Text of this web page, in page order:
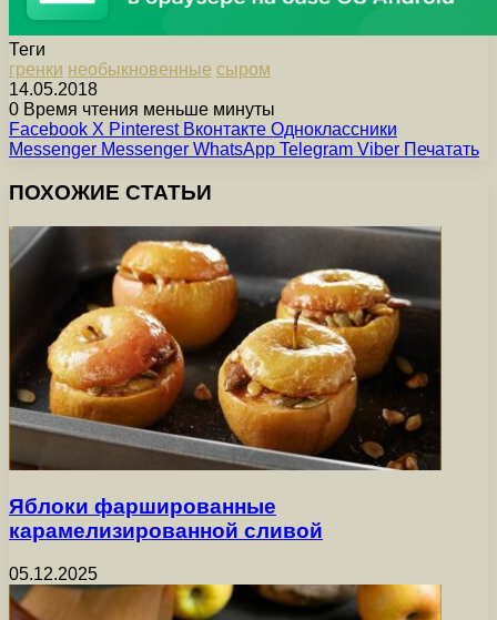
Теги
гренки необыкновенные сыром
14.05.2018
0 Время чтения меньше минуты
Facebook X Pinterest Вконтакте Одноклассники
Messenger Messenger WhatsApp Telegram Viber Печатать
ПОХОЖИЕ СТАТЬИ
Яблоки фаршированные
карамелизированной сливой
05.12.2025